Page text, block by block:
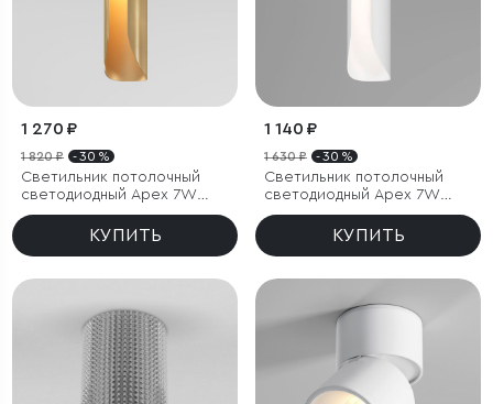
1 270 ₽
1 820 ₽ - 30 %
Светильник потолочный
светодиодный Apex 7W
3000K латунь
КУПИТЬ
1 140 ₽
1 630 ₽ - 30 %
Светильник потолочный
светодиодный Apex 7W
4000K белый
КУПИТЬ